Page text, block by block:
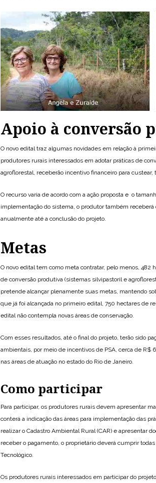
Apoio à conversão
O novo edital traz algumas novidades em relação à
produtores rurais interessados em adotar práticas de
agroflorestal, receberão incentivo financeiro para
O recurso varia de acordo com a ação proposta e o
implementação do sistema, o produtor também
anualmente até a conclusão do projeto.
Metas
O novo edital tem como meta contratar, pelo menos,
de conversão produtiva (sistemas silvipastoril e
pretende alcançar plenamente suas metas, mantendo
que já foi alcançada no primeiro edital, 750 hectares de
edital não contempla novas áreas de conservação.
Com esses resultados, até o final do projeto, terão sido
ambientais, por meio de incentivos de PSA, cerca de
nas áreas de atuação no estado do Rio de Janeiro.
Como participar
Para participar, os produtores rurais devem apresentar
conterá a indicação das áreas para implementação das
realizar o Cadastro Ambiental Rural (CAR) e apresentar
receber o pagamento, o proprietário deverá cumprir
Tecnológico.
Os produtores rurais interessados em participar do